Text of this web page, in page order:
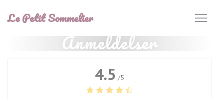
Le Petit Sommelier
Anmeldelser
4.5 /5